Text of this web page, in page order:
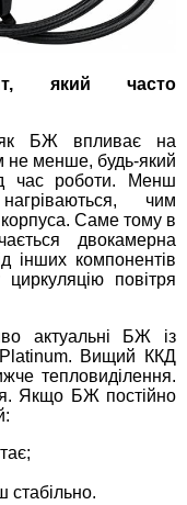
який часто
як БЖ впливає на
не менше, будь-який
час роботи. Менш
чим
Саме тому в
двокамерна
інших компонентів
повітря
актуальні БЖ із
Вищий ККД
тепловиділення.
Якщо БЖ постійно